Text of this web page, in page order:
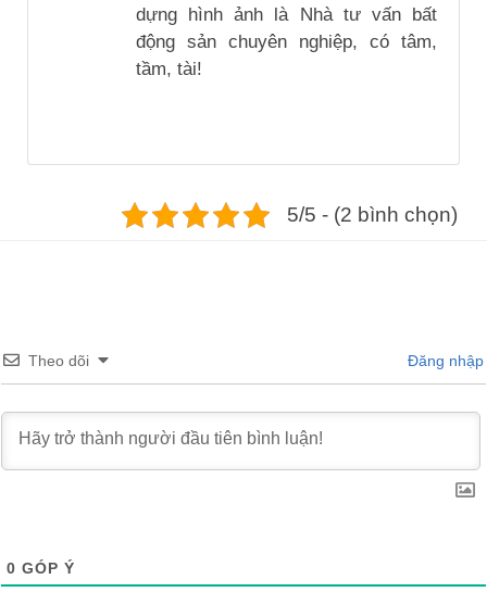
dựng hình ảnh là Nhà tư vấn bất
động sản chuyên nghiệp, có tâm,
tầm, tài!
5/5 - (2 bình chọn)
Theo dõi Đăng nhập
0 GÓP Ý